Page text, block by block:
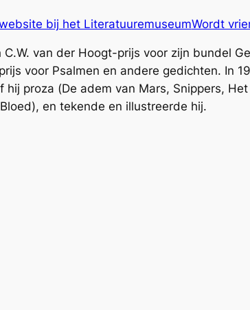
bij het LiteratuuremuseumWordt
van der Hoogt-prijs voor zijn bundel
voor Psalmen en andere gedichten. In
hij proza (De adem van Mars, Snippers,
), en tekende en illustreerde hij.